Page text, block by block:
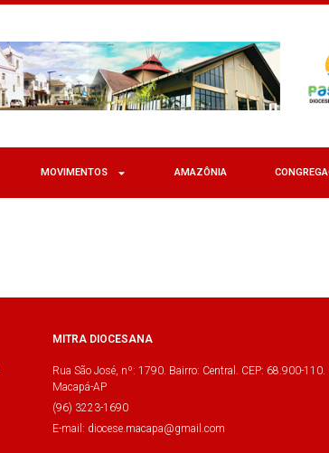
MOVIMENTOS AMAZÔNIA
MITRA DIOCESANA
Rua São José, nº: 1790. Bairro: Central. CEP: 68.900-110.
Macapá-AP
(96) 3223-1690
E-mail: diocese.macapa@gmail.com